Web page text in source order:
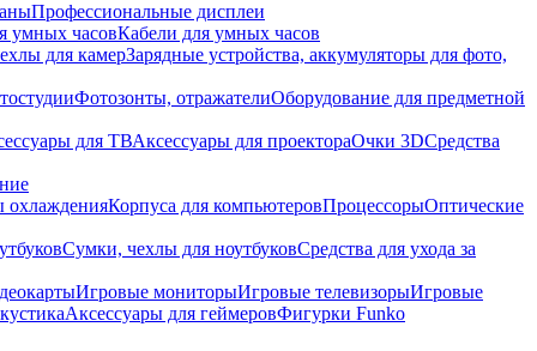
Профессиональные дисплеи
умных часовКабели для умных часов
для камерЗарядные устройства, аккумуляторы для фото,
Фотозонты, отражателиОборудование для предметной
для ТВАксессуары для проектораОчки 3DСредства
охлажденияКорпуса для компьютеровПроцессорыОптические
Сумки, чехлы для ноутбуковСредства для ухода за
Игровые мониторыИгровые телевизорыИгровые
Аксессуары для геймеровФигурки Funko